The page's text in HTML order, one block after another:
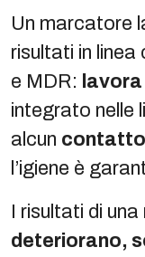
Un marcatore
risultati in
e MDR:
integrato nelle
alcun contatto
l’igiene è
I risultati di
deteriorano,